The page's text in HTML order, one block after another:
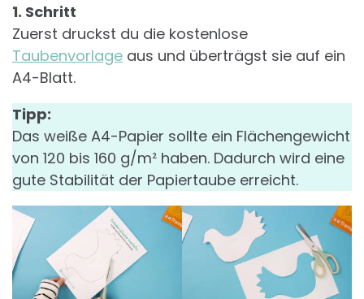
1. Schritt
Zuerst druckst du die kostenlose
Taubenvorlage aus und überträgst sie auf ein
A4-Blatt.
Tipp:
Das weiße A4-Papier sollte ein Flächengewicht
von 120 bis 160 g/m² haben. Dadurch wird eine
gute Stabilität der Papiertaube erreicht.